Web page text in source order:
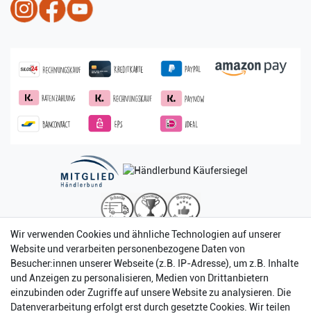
Wir verwenden Cookies und ähnliche Technologien auf unserer
Website und verarbeiten personenbezogene Daten von
Besucher:innen unserer Webseite (z.B. IP-Adresse), um z.B. Inhalte
und Anzeigen zu personalisieren, Medien von Drittanbietern
einzubinden oder Zugriffe auf unsere Website zu analysieren. Die
Datenverarbeitung erfolgt erst durch gesetzte Cookies. Wir teilen